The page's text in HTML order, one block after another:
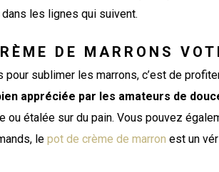
les lignes qui suivent.
DE MARRONS
pour sublimer les marrons, c’est de
appréciée par les amateurs de
étalée sur du pain. Vous pouvez
le pot de crème de marron est un